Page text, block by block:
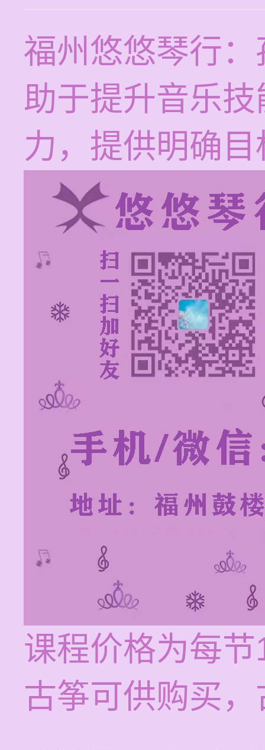
福州悠悠琴行
助于提升音乐
力，提供明确
课程价格为每
古筝可供购买，